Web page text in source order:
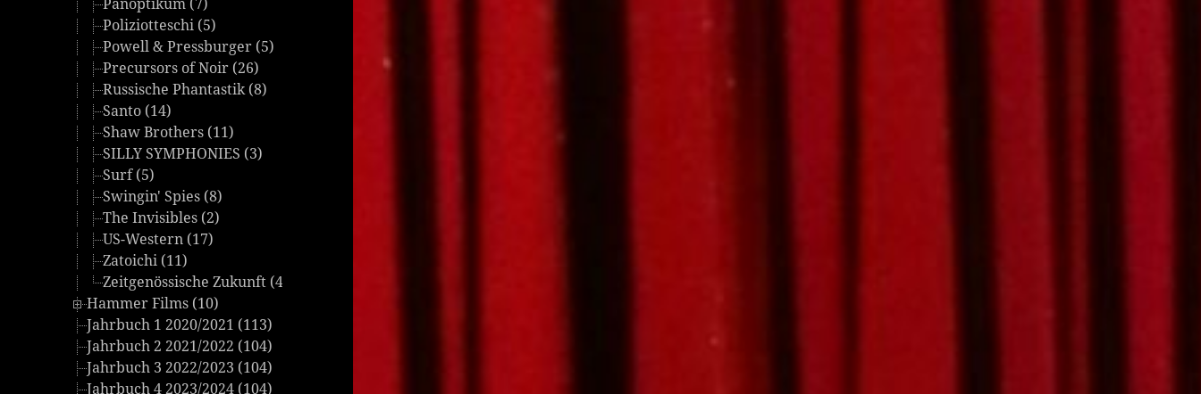
Poliziotteschi (5)
Powell & Pressburger (5)
Precursors of Noir (26)
Russische Phantastik (8)
Santo (14)
Shaw Brothers (11)
SILLY SYMPHONIES (3)
Surf (5)
Swingin' Spies (8)
The Invisibles (2)
US-Western (17)
Zatoichi (11)
Zeitgenössische Zukunft (4)
Hammer Films (10)
Jahrbuch 1 2020/2021 (113)
Jahrbuch 2 2021/2022 (104)
Jahrbuch 3 2022/2023 (104)
Jahrbuch 4 2023/2024 (104)